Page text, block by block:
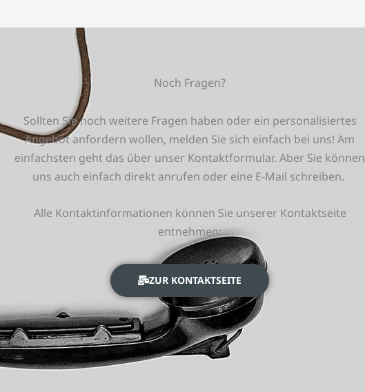
Noch Fragen?
Sollten Sie noch weitere Fragen haben oder ein personalisiertes
Angebot anfordern wollen, melden Sie sich einfach bei uns! Am
einfachsten geht das über unser Kontaktformular. Aber Sie können
uns auch einfach direkt anrufen oder eine E-Mail schreiben.
Alle Kontaktinformationen können Sie unserer Kontaktseite
entnehmen:
ZUR KONTAKTSEITE